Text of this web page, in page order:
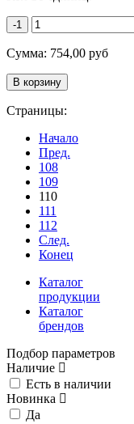
-1
Сумма: 754,00 руб
Страницы:
Начало
Пред.
108
109
110
111
112
След.
Конец
Каталог
продукции
Каталог
брендов
Подбор параметров
Наличие
Есть в наличии
Новинка
Да